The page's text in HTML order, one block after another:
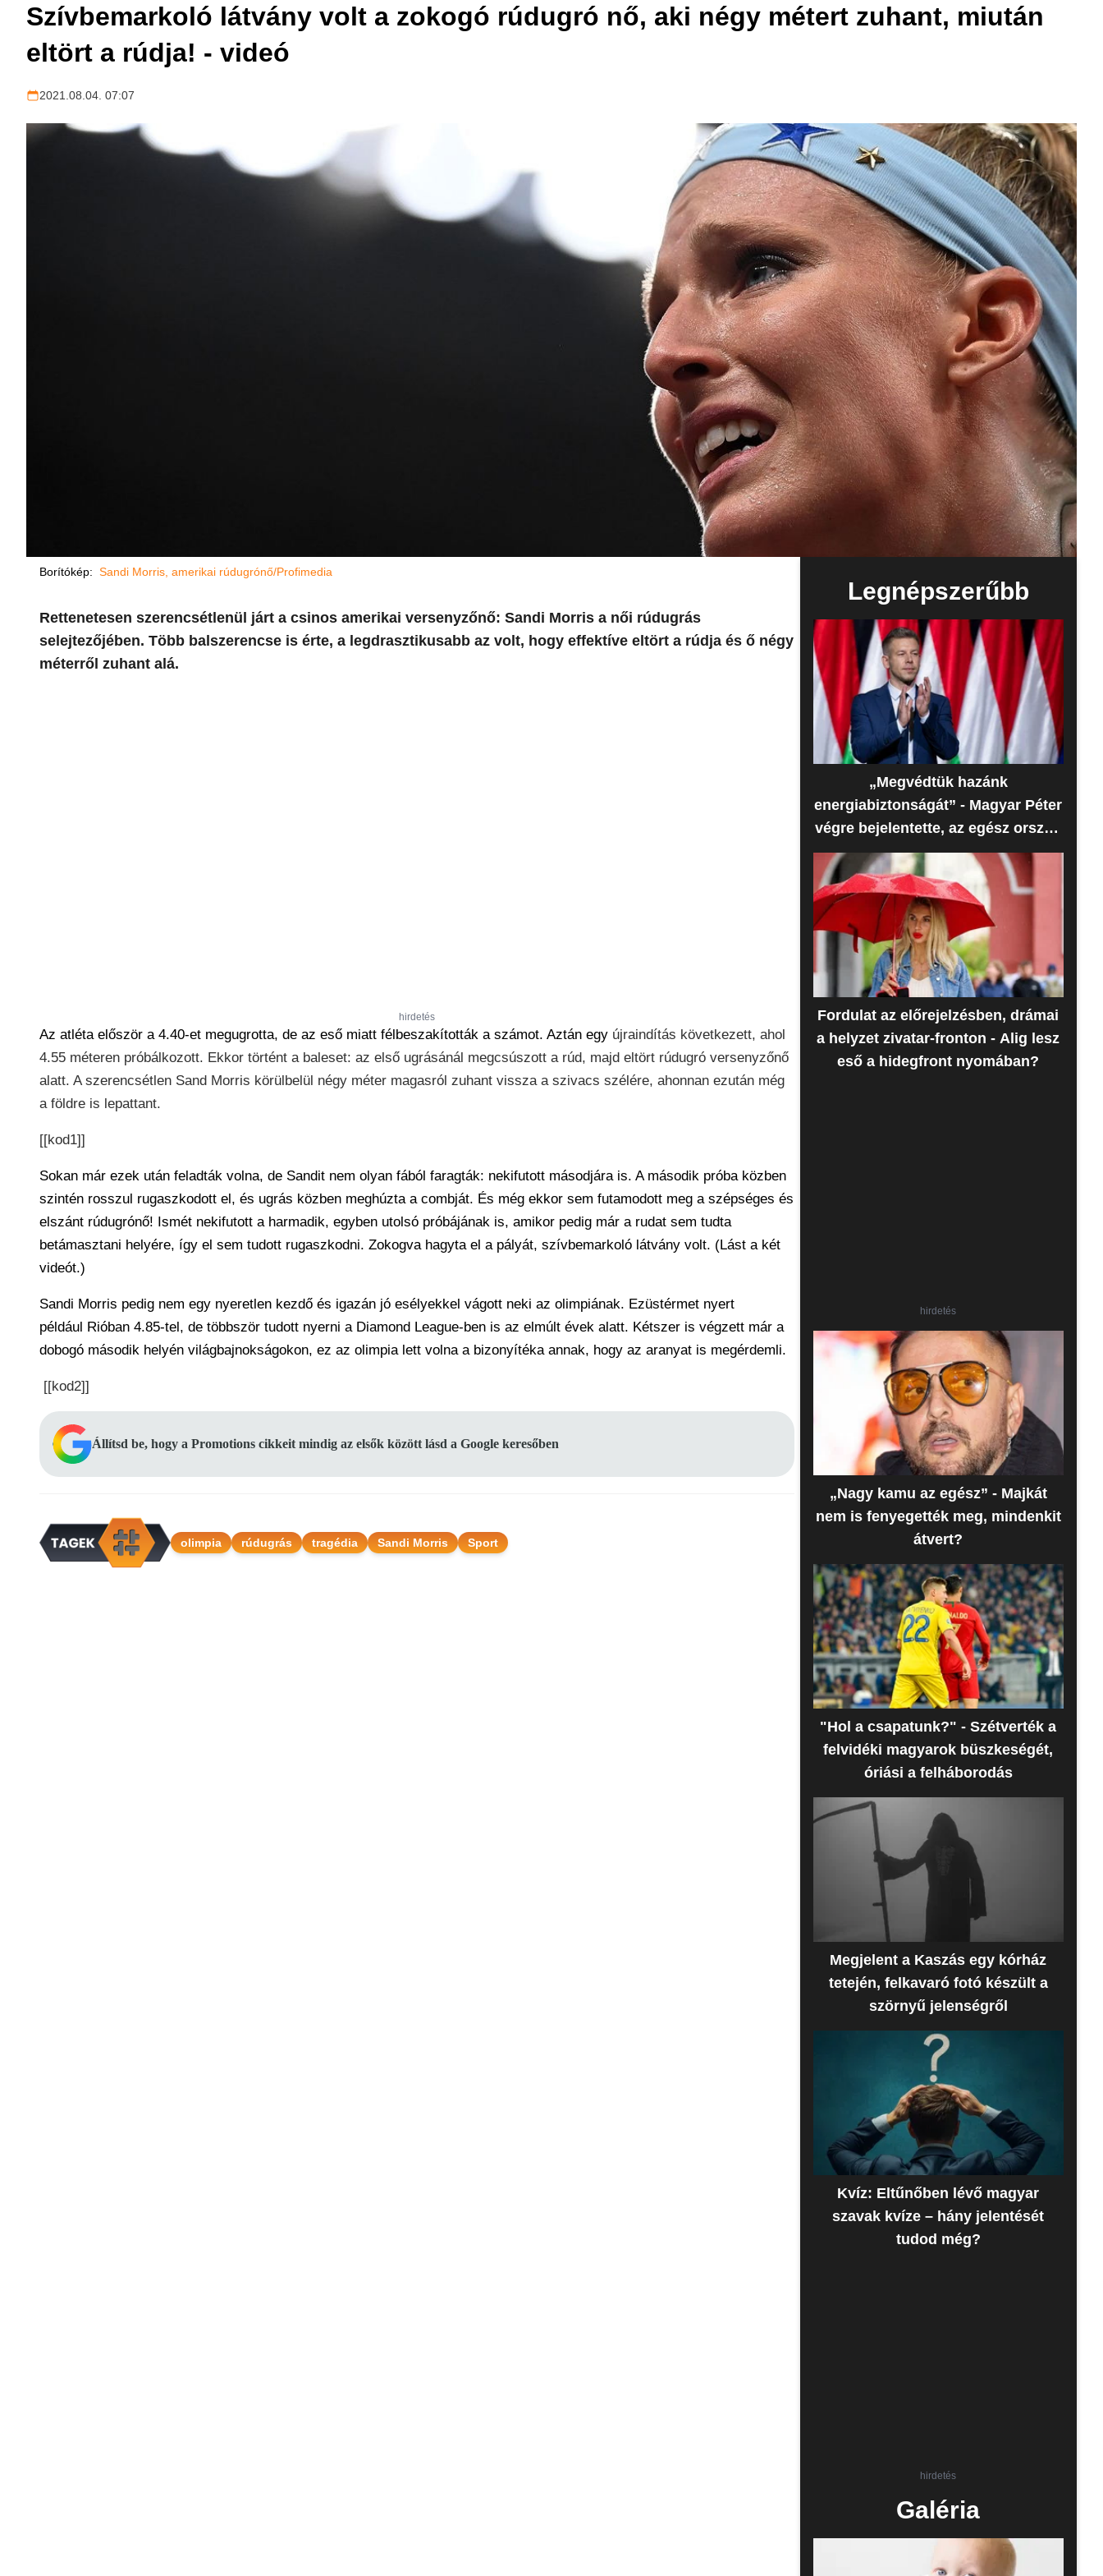
Szívbemarkoló látvány volt a zokogó rúdugró nő, aki négy métert zuhant, miután
eltört a rúdja! - videó
2021.08.04. 07:07
Borítókép: Sandi Morris, amerikai rúdugrónő/Profimedia
Rettenetesen szerencsétlenül járt a csinos amerikai versenyzőnő: Sandi Morris a női rúdugrás
selejtezőjében. Több balszerencse is érte, a legdrasztikusabb az volt, hogy effektíve eltört a rúdja és ő négy
méterről zuhant alá.
hirdetés
Az atléta először a 4.40-et megugrotta, de az eső miatt félbeszakították a számot. Aztán egy újraindítás következett, ahol
4.55 méteren próbálkozott. Ekkor történt a baleset: az első ugrásánál megcsúszott a rúd, majd eltört rúdugró versenyzőnő
alatt. A szerencsétlen Sand Morris körülbelül négy méter magasról zuhant vissza a szivacs szélére, ahonnan ezután még
a földre is lepattant.
[[kod1]]
Sokan már ezek után feladták volna, de Sandit nem olyan fából faragták: nekifutott másodjára is. A második próba közben
szintén rosszul rugaszkodott el, és ugrás közben meghúzta a combját. És még ekkor sem futamodott meg a szépséges és
elszánt rúdugrónő! Ismét nekifutott a harmadik, egyben utolsó próbájának is, amikor pedig már a rudat sem tudta
betámasztani helyére, így el sem tudott rugaszkodni. Zokogva hagyta el a pályát, szívbemarkoló látvány volt. (Lást a két
videót.)
Sandi Morris pedig nem egy nyeretlen kezdő és igazán jó esélyekkel vágott neki az olimpiának. Ezüstérmet nyert
például Rióban 4.85-tel, de többször tudott nyerni a Diamond League-ben is az elmúlt évek alatt. Kétszer is végzett már a
dobogó második helyén világbajnokságokon, ez az olimpia lett volna a bizonyítéka annak, hogy az aranyat is megérdemli.
[[kod2]]
Állítsd be, hogy a Promotions cikkeit mindig az elsők között lásd a Google keresőben
olimpia rúdugrás tragédia Sandi Morris Sport
Legnépszerűbb
„Megvédtük hazánk
energiabiztonságát” - Magyar Péter
végre bejelentette, az egész ország
erre várt
Fordulat az előrejelzésben, drámai
a helyzet zivatar-fronton - Alig lesz
eső a hidegfront nyomában?
hirdetés
„Nagy kamu az egész” - Majkát
nem is fenyegették meg, mindenkit
átvert?
"Hol a csapatunk?" - Szétverték a
felvidéki magyarok büszkeségét,
óriási a felháborodás
Megjelent a Kaszás egy kórház
tetején, felkavaró fotó készült a
szörnyű jelenségről
Kvíz: Eltűnőben lévő magyar
szavak kvíze – hány jelentését
tudod még?
hirdetés
Galéria